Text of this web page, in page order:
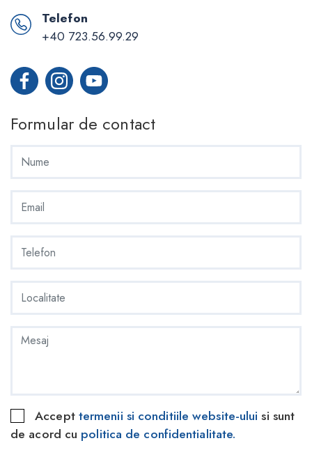
Telefon
+40 723.56.99.29
Formular de contact
Accept termenii si conditiile website-ului si sunt
de acord cu politica de confidentialitate.